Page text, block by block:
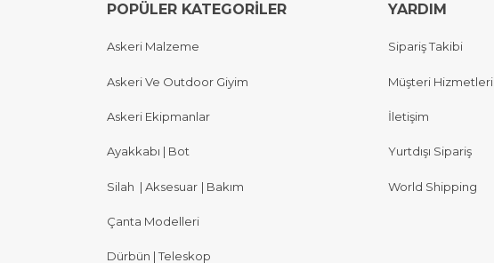
POPÜLER KATEGORİLER
Askeri Malzeme
Askeri Ve Outdoor Giyim
Askeri Ekipmanlar
Ayakkabı | Bot
Silah | Aksesuar | Bakım
Çanta Modelleri
Dürbün | Teleskop
YARDIM
Sipariş Takibi
Müşteri Hizmetleri
İletişim
Yurtdışı Sipariş
World Shipping